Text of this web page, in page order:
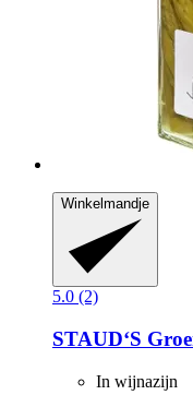
Winkelmandje
5.0 (2)
STAUD‘S
In wijnazijn